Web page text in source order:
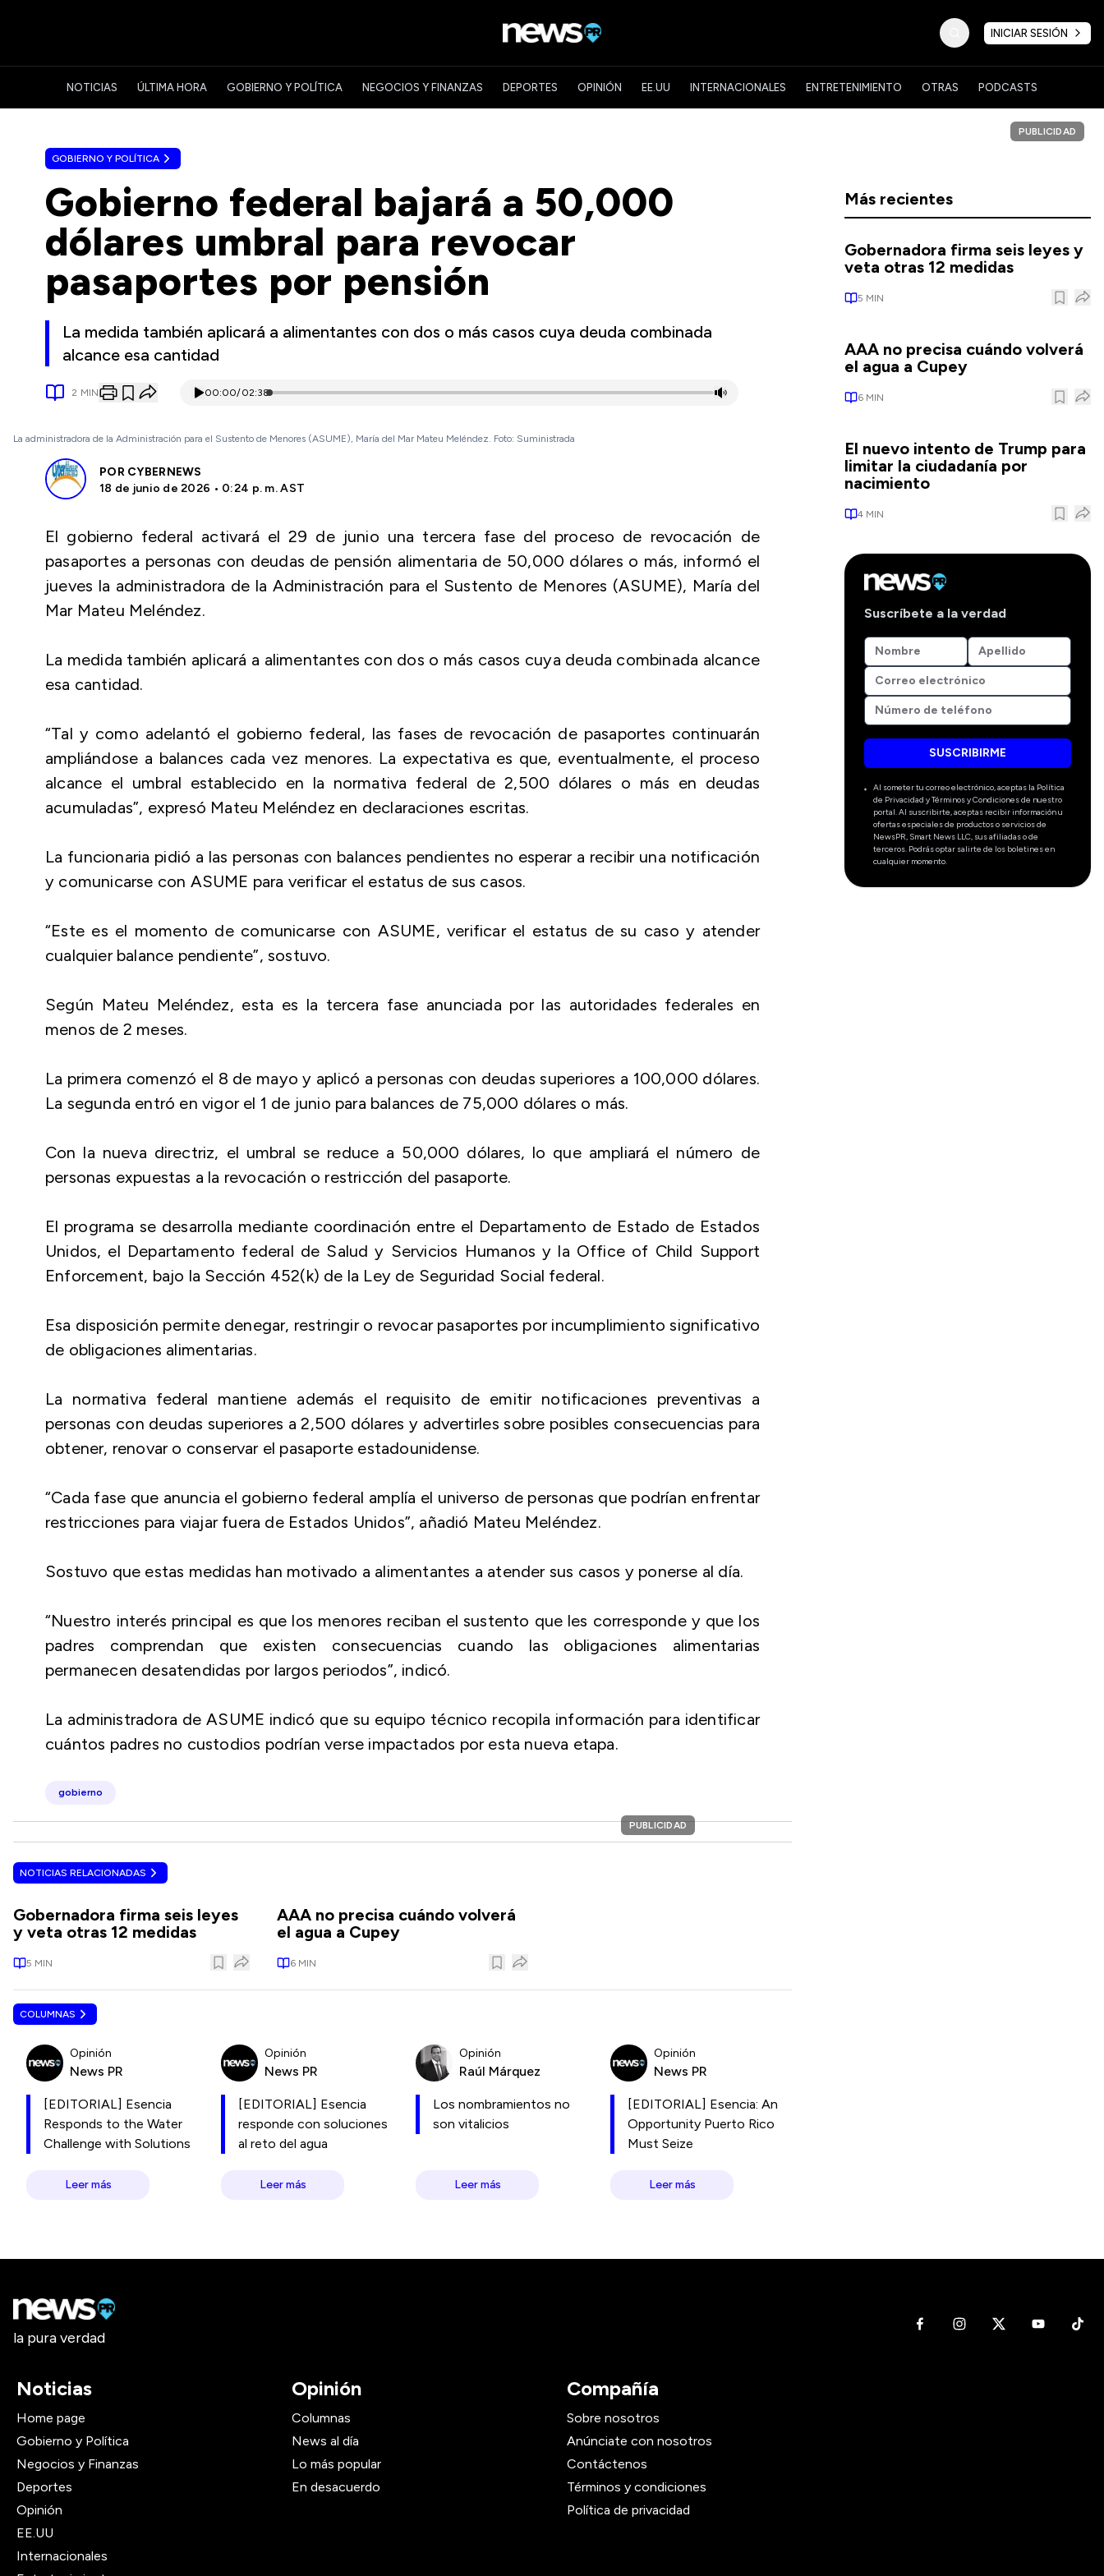
INICIAR SESIÓN
NOTICIAS ÚLTIMA HORA GOBIERNO Y POLÍTICA NEGOCIOS Y FINANZAS DEPORTES OPINIÓN EE.UU INTERNACIONALES ENTRETENIMIENTO OTRAS PODCASTS
GOBIERNO Y POLÍTICA
Gobierno federal bajará a 50,000
dólares umbral para revocar
pasaportes por pensión
La medida también aplicará a alimentantes con dos o más casos cuya deuda combinada
alcance esa cantidad
2 MIN 00:00/02:38
La administradora de la Administración para el Sustento de Menores (ASUME), María del Mar Mateu Meléndez. Foto: Suministrada
POR CYBERNEWS
18 de junio de 2026 • 0:24 p. m. AST
El gobierno federal activará el 29 de junio una tercera fase del proceso de revocación de
pasaportes a personas con deudas de pensión alimentaria de 50,000 dólares o más, informó el
jueves la administradora de la Administración para el Sustento de Menores (ASUME), María del
Mar Mateu Meléndez.
La medida también aplicará a alimentantes con dos o más casos cuya deuda combinada alcance
esa cantidad.
“Tal y como adelantó el gobierno federal, las fases de revocación de pasaportes continuarán
ampliándose a balances cada vez menores. La expectativa es que, eventualmente, el proceso
alcance el umbral establecido en la normativa federal de 2,500 dólares o más en deudas
acumuladas”, expresó Mateu Meléndez en declaraciones escritas.
La funcionaria pidió a las personas con balances pendientes no esperar a recibir una notificación
y comunicarse con ASUME para verificar el estatus de sus casos.
“Este es el momento de comunicarse con ASUME, verificar el estatus de su caso y atender
cualquier balance pendiente”, sostuvo.
Según Mateu Meléndez, esta es la tercera fase anunciada por las autoridades federales en
menos de 2 meses.
La primera comenzó el 8 de mayo y aplicó a personas con deudas superiores a 100,000 dólares.
La segunda entró en vigor el 1 de junio para balances de 75,000 dólares o más.
Con la nueva directriz, el umbral se reduce a 50,000 dólares, lo que ampliará el número de
personas expuestas a la revocación o restricción del pasaporte.
El programa se desarrolla mediante coordinación entre el Departamento de Estado de Estados
Unidos, el Departamento federal de Salud y Servicios Humanos y la Office of Child Support
Enforcement, bajo la Sección 452(k) de la Ley de Seguridad Social federal.
Esa disposición permite denegar, restringir o revocar pasaportes por incumplimiento significativo
de obligaciones alimentarias.
La normativa federal mantiene además el requisito de emitir notificaciones preventivas a
personas con deudas superiores a 2,500 dólares y advertirles sobre posibles consecuencias para
obtener, renovar o conservar el pasaporte estadounidense.
“Cada fase que anuncia el gobierno federal amplía el universo de personas que podrían enfrentar
restricciones para viajar fuera de Estados Unidos”, añadió Mateu Meléndez.
Sostuvo que estas medidas han motivado a alimentantes a atender sus casos y ponerse al día.
“Nuestro interés principal es que los menores reciban el sustento que les corresponde y que los
padres comprendan que existen consecuencias cuando las obligaciones alimentarias
permanecen desatendidas por largos periodos”, indicó.
La administradora de ASUME indicó que su equipo técnico recopila información para identificar
cuántos padres no custodios podrían verse impactados por esta nueva etapa.
gobierno
PUBLICIDAD
NOTICIAS RELACIONADAS
Gobernadora firma seis leyes
y veta otras 12 medidas
5 MIN
AAA no precisa cuándo volverá
el agua a Cupey
6 MIN
COLUMNAS
Opinión
News PR
[EDITORIAL] Esencia
Responds to the Water
Challenge with Solutions
Leer más
Opinión
News PR
[EDITORIAL] Esencia
responde con soluciones
al reto del agua
Leer más
Opinión
Raúl Márquez
Los nombramientos no
son vitalicios
Leer más
Opinión
News PR
[EDITORIAL] Esencia: An
Opportunity Puerto Rico
Must Seize
Leer más
PUBLICIDAD
Más recientes
Gobernadora firma seis leyes y
veta otras 12 medidas
5 MIN
AAA no precisa cuándo volverá
el agua a Cupey
6 MIN
El nuevo intento de Trump para
limitar la ciudadanía por
nacimiento
4 MIN
Suscríbete a la verdad
SUSCRIBIRME
Al someter tu correo electrónico, aceptas la Política
de Privacidad y Términos y Condiciones de nuestro
portal. Al suscribirte, aceptas recibir información u
ofertas especiales de productos o servicios de
NewsPR, Smart News LLC, sus afiliadas o de
terceros. Podrás optar salirte de los boletines en
cualquier momento.
la pura verdad
Noticias
Home page
Gobierno y Política
Negocios y Finanzas
Deportes
Opinión
EE.UU
Internacionales
Opinión
Columnas
News al día
Lo más popular
En desacuerdo
Compañía
Sobre nosotros
Anúnciate con nosotros
Contáctenos
Términos y condiciones
Política de privacidad